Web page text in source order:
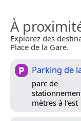
À
Explorez des
Place de la Gare.
Parking de
parc de
mètres à l’est